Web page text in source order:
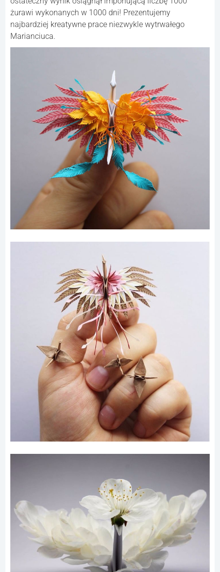
żurawi wykonanych w 1000 dni! Prezentujemy
najbardziej kreatywne prace niezwykle wytrwałego
Marianciuca.